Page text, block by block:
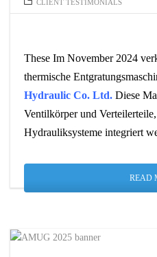
CLIENT TESTIMONIALS
These Im November 2024
thermische
Hydraulic Co. Ltd. Diese
Ventilkörper und
Hydrauliksysteme integriert
READ